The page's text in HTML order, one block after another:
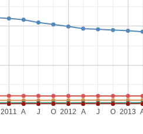
2011 2012 2013
A J O A J O